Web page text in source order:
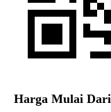
Harga Mulai Dari